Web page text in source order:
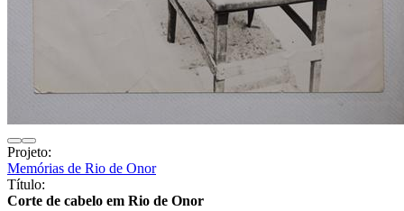
Projeto:
Memórias de Rio de Onor
Título:
Corte de cabelo em Rio de Onor